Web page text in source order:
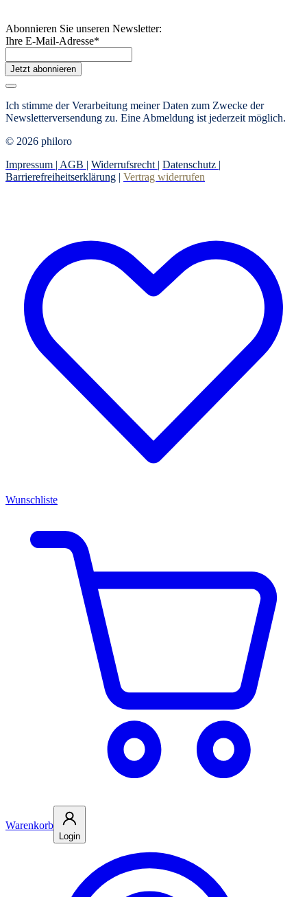
Abonnieren Sie unseren Newsletter:
Ihre E-Mail-Adresse*
Jetzt abonnieren
Ich stimme der Verarbeitung meiner Daten zum Zwecke der
Newsletterversendung zu. Eine Abmeldung ist jederzeit möglich.
© 2026 philoro
Impressum | AGB | Widerrufsrecht | Datenschutz |
Barrierefreiheitserklärung | Vertrag widerrufen
Wunschliste
Warenkorb
Login